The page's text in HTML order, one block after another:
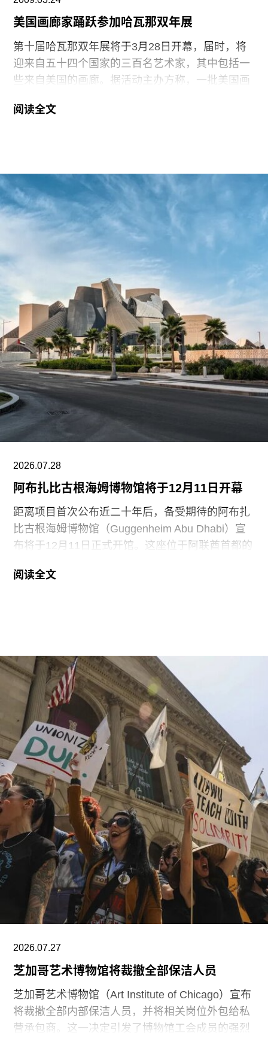
谷的死亡》（1956），与妻子Ruth-Marion Baruch
合作的《胡桃林》（1961），记录的是濒临消失的
Sacramento河镇，以及《黑豹》（1968），引起
了人们对黑人民权运动的同情。亚当斯曾这样评价
他的学生：“他的摄影与你，与这个世界在一起，只
美国画廊家踊跃参加哈瓦那双年展
第十届哈瓦那双年展将于3月28日开幕，届时，将
迎来自五十四个国家的三百名艺术家，其中包括一
些来自美国的画廊。据活动主办方称，一批美国画
展的主题是“全球化的整合与对抗”，活动将对这一
术家的作品，包括安妮•莱波维茨和辛迪•舍曼的作
品。美国议会日前也投票，减少古巴流亡者回古巴
的限制但美国旅游者依然不准进入这里。
阅读全文
2026.07.28
阿布扎比古根海姆博物馆将于12月11日开幕
距离项目首次公布近二十年后，备受期待的阿布扎
比古根海姆博物馆（Guggenheim Abu Dhabi）宣
布将于12月11日正式开馆。这座位于阿联酋首都的
主弗兰克·盖里（Frank Gehry）设计，也是所罗门
阿布扎比古根海姆博物馆占地逾80万平方英尺，将
成为古根海姆体系中规模最大的分馆，内设30个展
厅，室内展览面积约12.5万平方英尺。建筑外观由
十个雕塑般的锥体以非传统方式组合而成，表面覆
以不锈钢网、缟玛瑙和玻璃等材料，高达280英
尺。据《纽约时报》报道，该馆也是古根海姆体系
中造价最高的博物馆，预计总成本超过10亿美元。
博物馆将重点展示1960年代以来的艺术作品，并自
2009年起开始建立馆藏。不同于传统按时间顺序排
列展品的方式，展览将按主题划分为“抽象”、“流行
文化”、“土地”、“语言”和“叙事”等单元。根据新闻
稿，这种设计旨在邀请观众“按照自己的方式”与艺
术互动。
阿布扎比古根海姆博物馆是阿布扎比耗资数十亿美
元打造的萨迪亚特岛文化区（Saadiyat Island
化区还包括阿布扎比卢浮宫（Louvre Abu
阅读全文
2026.07.27
芝加哥艺术博物馆将裁撤全部保洁人员
芝加哥艺术博物馆（Art Institute of Chicago）宣布
将裁撤全部内部保洁人员，并将相关岗位外包给私
营承包商。这一决定引发了博物馆工会成员的强烈